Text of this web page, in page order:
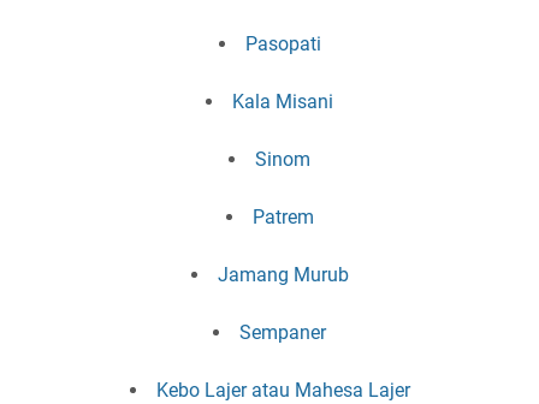
Pasopati
Kala Misani
Sinom
Patrem
Jamang Murub
Sempaner
Kebo Lajer atau Mahesa Lajer